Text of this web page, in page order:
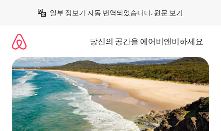
일부 정보가 자동 번역되었습니다. 원문 보기
당신의 공간을 에어비앤비하세요